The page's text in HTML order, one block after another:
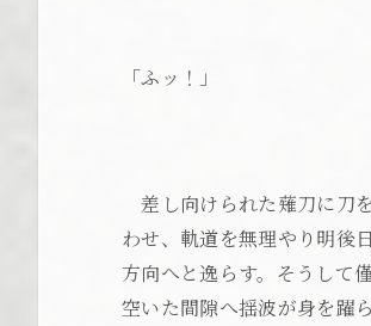
「ふッ！」
差し向けられた薙刀に刀
わせ、軌道を無理やり明後
方向へと逸らす。そうして
空いた間隙へ揺波が身を躍ら